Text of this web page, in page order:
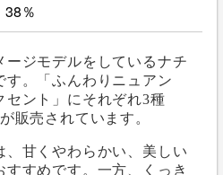
38％
ージモデルをしているナチ
す。「ふんわりニュアン
セント」にそれぞれ3種
販売されています。
、甘くやわらかい、美しい
すめです。一方、くっき